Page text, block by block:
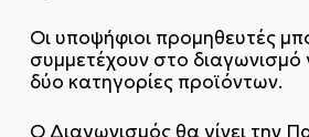
Οι υποψήφιοι προμηθευτές
συμμετέχουν στο διαγωνισμό
δύο κατηγορίες προϊόντων.
Ο Διαγωνισμός θα γίνει την